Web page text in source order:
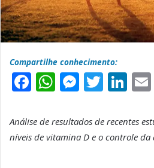
Compartilhe conhecimento:
F
a
c
e
W
h
a
t
M
e
s
s
T
w
it
t
L
i
n
k
Análise de resultados de recentes
níveis de vitamina D e o controle da